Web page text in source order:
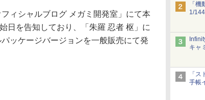
「
1/
キャ
「
手帳
ィシャルブログ メガミ開発室」にて本
日を告知しており、「朱羅 忍者 枢」に
ッケージバージョンを一般販売にて発